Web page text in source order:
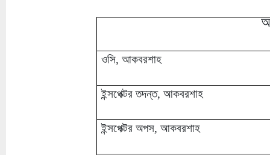
ওসি, আকবরশাহ
ইন্সপেক্টর তদন্ত, আকবরশাহ
ইন্সপেক্টর অপস, আকবরশাহ